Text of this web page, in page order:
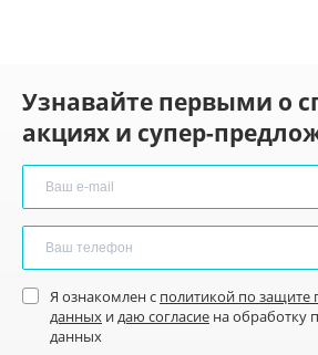
Узнавайте первыми о
акциях и супер-
Я ознакомлен с политикой по защите
данных идаю согласие на обработку
данных